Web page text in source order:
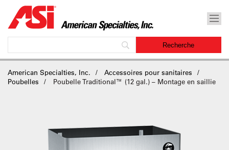
American Specialties, Inc.
Accessoires pour sanitaires
Poubelles
Poubelle Traditional™ (12 gal.) – Montage en saillie